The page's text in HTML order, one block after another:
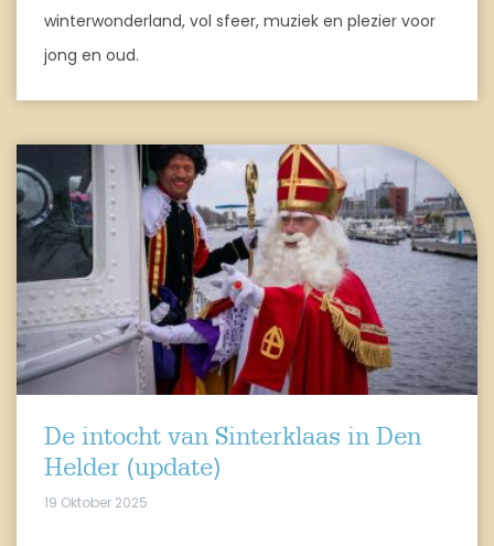
winterwonderland, vol sfeer, muziek en plezier voor
jong en oud.
De intocht van Sinterklaas in Den
Helder (update)
19 Oktober 2025